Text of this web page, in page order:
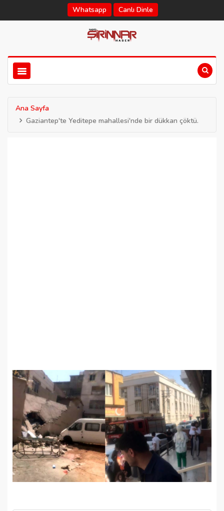
Whatsapp Canlı Dinle
Ana Sayfa
Gaziantep'te Yeditepe mahallesi'nde bir dükkan çöktü.